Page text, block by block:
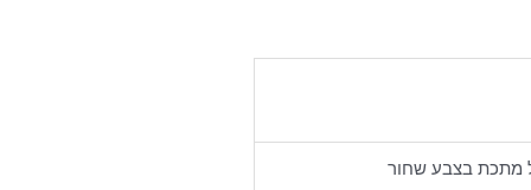
מתכת בצבע שחור